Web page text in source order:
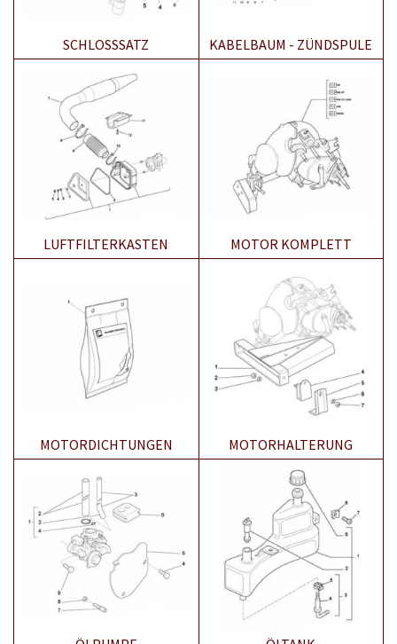
SCHLOSSSATZ KABELBAUM - ZÜNDSPULE
LUFTFILTERKASTEN MOTOR KOMPLETT
MOTORDICHTUNGEN MOTORHALTERUNG